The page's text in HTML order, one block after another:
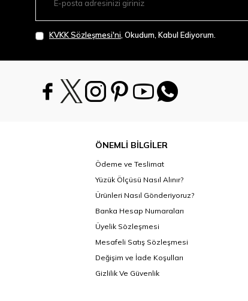
KVKK Sözleşmesi'ni , Okudum, Kabul Ediyorum.
ÖNEMLİ BİLGİLER
Ödeme ve Teslimat
Yüzük Ölçüsü Nasıl Alınır?
Ürünleri Nasıl Gönderiyoruz?
Banka Hesap Numaraları
Üyelik Sözleşmesi
Mesafeli Satış Sözleşmesi
Değişim ve İade Koşulları
Gizlilik Ve Güvenlik